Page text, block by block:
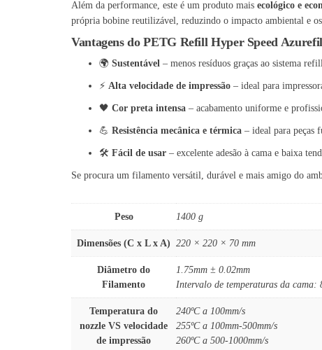
Além da performance, este é um produto mais ecológico e
própria bobine reutilizável, reduzindo o impacto ambiental e os
Vantagens do PETG Refill Hyper Speed
🌍 Sustentável – menos resíduos graças ao sistema refill.
⚡ Alta velocidade de impressão – ideal para
🖤 Cor preta intensa – acabamento uniforme e
💪 Resistência mecânica e térmica – ideal para peças
🛠️ Fácil de usar – excelente adesão à cama e baixa
Se procura um filamento versátil, durável e mais amigo do
Peso 1400 g
Dimensões (C x L x A) 220 × 220 × 70 mm
Diâmetro do
Filamento
1.75mm ± 0.02mm
Intervalo de temperaturas da cama:
Temperatura do
nozzle VS velocidade
de impressão
240ºC a 100mm/s
255ºC a 100mm-500mm/s
260ºC a 500-1000mm/s